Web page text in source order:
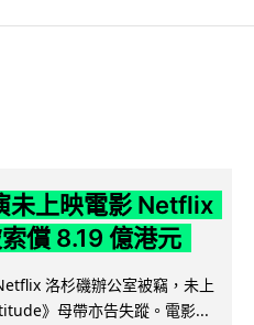
未上映電影 Netflix
償 8.19 億港元
洛杉磯辦公室被竊，未上
》母帶亦告失蹤。電影...